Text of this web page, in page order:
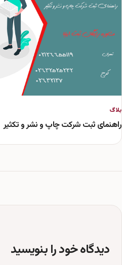
بلاگ
راهنمای ثبت شرکت چاپ و نشر و تکثیر
دیدگاه خود را بنویسید